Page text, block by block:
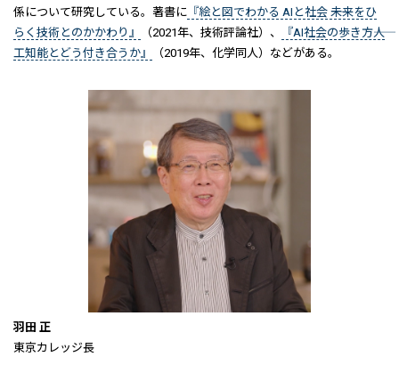
係について研究している。著書に 『絵と図でわかる AIと社会 ――未来をひ
らく技術とのかかわり』
（2021年、技術評論社）、
『AI社会の歩き方――人
工知能とどう付き合うか』
（2019年、化学同人）などがある。
羽田 正
東京カレッジ長